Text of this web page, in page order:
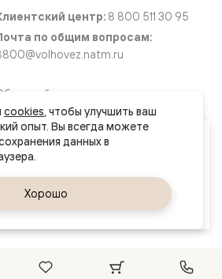
Ваш город
Москва и МО
центр: 8 800 511 30 95
по общим вопросам:
звонок
офертой
cookies, чтобы улучшить ваш
опыт. Вы всегда можете
данных в
Хорошо